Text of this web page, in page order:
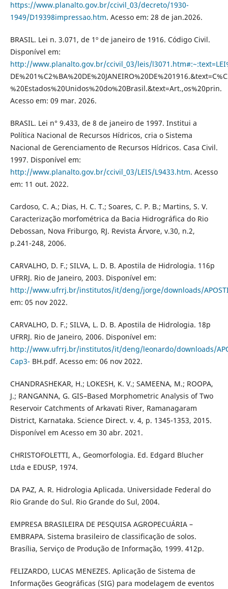
https://www.planalto.gov.br/ccivil_03/decreto/1930-
1949/D19398impressao.htm. Acesso em: 28 de jan.2026.
BRASIL. Lei n. 3.071, de 1º de janeiro de 1916. Código Civil.
Disponível em:
http://www.planalto.gov.br/ccivil_03/leis/
%20Estados%20Unidos%20do%20Brasil.&text=Art.,os%20prin.
Acesso em: 09 mar. 2026.
BRASIL. Lei n° 9.433, de 8 de janeiro de 1997. Institui a
Política Nacional de Recursos Hídricos, cria o Sistema
Nacional de Gerenciamento de Recursos Hídricos. Casa Civil.
1997. Disponível em:
http://www.planalto.gov.br/ccivil_03/LEIS/L9433.htm. Acesso
em: 11 out. 2022.
Cardoso, C. A.; Dias, H. C. T.; Soares, C. P. B.; Martins, S. V.
Caracterização morfométrica da Bacia Hidrográfica do Rio
Debossan, Nova Friburgo, RJ. Revista Árvore, v.30, n.2,
p.241-248, 2006.
CARVALHO, D. F.; SILVA, L. D. B. Apostila de Hidrologia. 116p
UFRRJ. Rio de Janeiro, 2003. Disponível em:
http://www.ufrrj.br/institutos/it/deng/jorge/downloads/
em: 05 nov 2022.
CARVALHO, D. F.; SILVA, L. D. B. Apostila de Hidrologia. 18p
UFRRJ. Rio de Janeiro, 2006. Disponível em:
http://www.ufrrj.br/institutos/it/deng/leonardo/downloads/
Cap3- BH.pdf. Acesso em: 06 nov 2022.
CHANDRASHEKAR, H.; LOKESH, K. V.; SAMEENA, M.; ROOPA,
J.; RANGANNA, G. GIS–Based Morphometric Analysis of Two
Reservoir Catchments of Arkavati River, Ramanagaram
District, Karnataka. Science Direct. v. 4, p. 1345-1353, 2015.
Disponível em Acesso em 30 abr. 2021.
CHRISTOFOLETTI, A., Geomorfologia. Ed. Edgard Blucher
Ltda e EDUSP, 1974.
DA PAZ, A. R. Hidrologia Aplicada. Universidade Federal do
Rio Grande do Sul. Rio Grande do Sul, 2004.
EMPRESA BRASILEIRA DE PESQUISA AGROPECUÁRIA –
EMBRAPA. Sistema brasileiro de classificação de solos.
Brasília, Serviço de Produção de Informação, 1999. 412p.
FELIZARDO, LUCAS MENEZES. Aplicação de Sistema de
Informações Geográficas (SIG) para modelagem de eventos